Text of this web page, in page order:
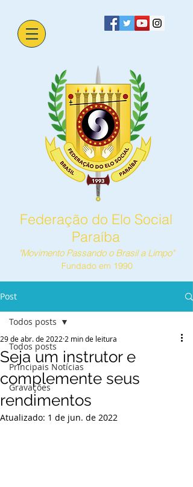
Federação do Elo Social
Paraíba
"Movimento Passando o Brasil a Limpo"
Fundado em 1990
Post
Todos posts
Principais Notícias
Gravações
Todos posts
Seja um instrutor e
complemente seus
rendimentos
29 de abr. de 2022 2 min de leitura
Atualizado: 1 de jun. de 2022